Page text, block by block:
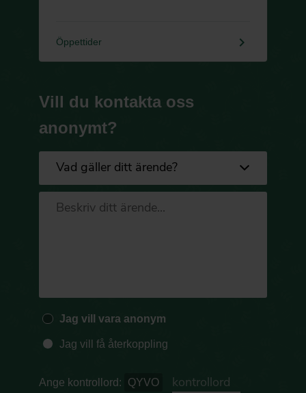
Öppettider keyboard_arrow_right
Vill du kontakta oss
anonymt?
Jag vill vara anonym
Jag vill få återkoppling
Ange kontrollord: QYVO